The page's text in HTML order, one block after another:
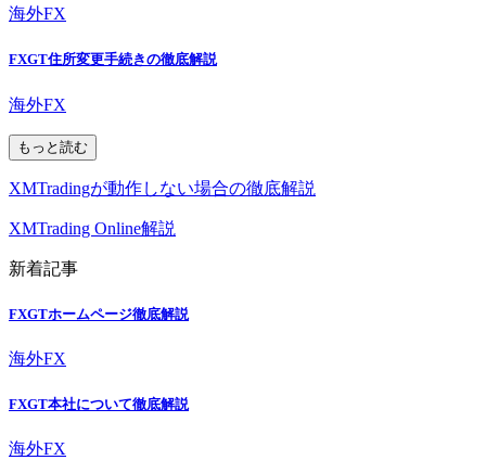
海外FX
FXGT住所変更手続きの徹底解説
海外FX
もっと読む
XMTradingが動作しない場合の徹底解説
XMTrading Online解説
新着記事
FXGTホームページ徹底解説
海外FX
FXGT本社について徹底解説
海外FX